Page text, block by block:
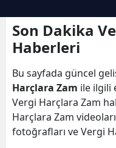
Son Dakika
Haberleri
Bu sayfada güncel
Harçlara Zam ile ilgili
Vergi Harçlara Zam
Harçlara Zam
fotoğrafları ve Vergi